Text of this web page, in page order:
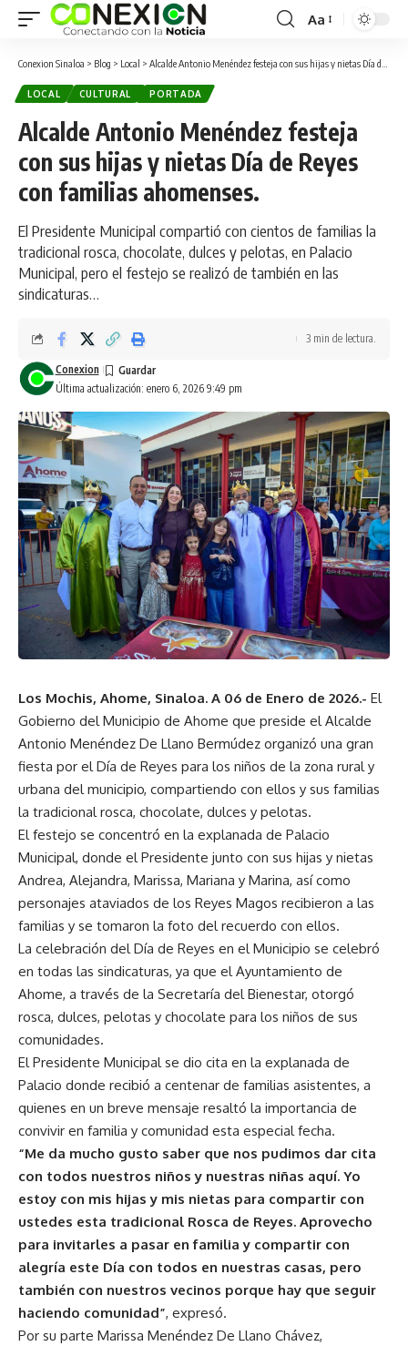
Aa
Conexion Sinaloa > Blog > Local > Alcalde Antonio Menéndez festeja con sus hijas y nietas Día de Reyes con familias ahomenses.
LOCAL CULTURAL PORTADA
Alcalde Antonio Menéndez festeja
con sus hijas y nietas Día de Reyes
con familias ahomenses.
El Presidente Municipal compartió con cientos de familias la
tradicional rosca, chocolate, dulces y pelotas, en Palacio
Municipal, pero el festejo se realizó de también en las
sindicaturas…
Última actualización: enero 6, 2026 9:49 pm
Conexion
3 min de lectura.
Los Mochis, Ahome, Sinaloa. A 06 de Enero de 2026.- El
Gobierno del Municipio de Ahome que preside el Alcalde
Antonio Menéndez De Llano Bermúdez organizó una gran
fiesta por el Día de Reyes para los niños de la zona rural y
urbana del municipio, compartiendo con ellos y sus familias
la tradicional rosca, chocolate, dulces y pelotas.
El festejo se concentró en la explanada de Palacio
Municipal, donde el Presidente junto con sus hijas y nietas
Andrea, Alejandra, Marissa, Mariana y Marina, así como
personajes ataviados de los Reyes Magos recibieron a las
familias y se tomaron la foto del recuerdo con ellos.
La celebración del Día de Reyes en el Municipio se celebró
en todas las sindicaturas, ya que el Ayuntamiento de
Ahome, a través de la Secretaría del Bienestar, otorgó
rosca, dulces, pelotas y chocolate para los niños de sus
comunidades.
El Presidente Municipal se dio cita en la explanada de
Palacio donde recibió a centenar de familias asistentes, a
quienes en un breve mensaje resaltó la importancia de
convivir en familia y comunidad esta especial fecha.
“Me da mucho gusto saber que nos pudimos dar cita
con todos nuestros niños y nuestras niñas aquí. Yo
estoy con mis hijas y mis nietas para compartir con
ustedes esta tradicional Rosca de Reyes. Aprovecho
para invitarles a pasar en familia y compartir con
alegría este Día con todos en nuestras casas, pero
también con nuestros vecinos porque hay que seguir
haciendo comunidad”, expresó.
Por su parte Marissa Menéndez De Llano Chávez,